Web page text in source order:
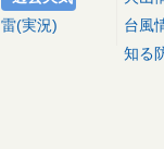
雷(実況)
台風
知る